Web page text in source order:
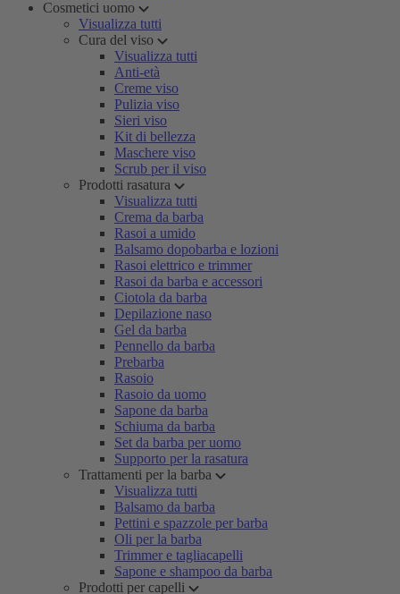
Cosmetici uomo
Visualizza tutti
Cura del viso
Visualizza tutti
Anti-età
Creme viso
Pulizia viso
Sieri viso
Kit di bellezza
Maschere viso
Scrub per il viso
Prodotti rasatura
Visualizza tutti
Crema da barba
Rasoi a umido
Balsamo dopobarba e lozioni
Rasoi elettrico e trimmer
Rasoi da barba e accessori
Ciotola da barba
Depilazione naso
Gel da barba
Pennello da barba
Prebarba
Rasoio
Rasoio da uomo
Sapone da barba
Schiuma da barba
Set da barba per uomo
Supporto per la rasatura
Trattamenti per la barba
Visualizza tutti
Balsamo da barba
Pettini e spazzole per barba
Oli per la barba
Trimmer e tagliacapelli
Sapone e shampoo da barba
Prodotti per capelli